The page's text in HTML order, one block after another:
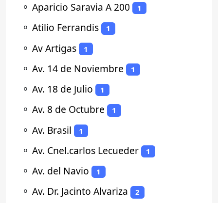
⚬ Aparicio Saravia A 200 1
⚬ Atilio Ferrandis 1
⚬ Av Artigas 1
⚬ Av. 14 de Noviembre 1
⚬ Av. 18 de Julio 1
⚬ Av. 8 de Octubre 1
⚬ Av. Brasil 1
⚬ Av. Cnel.carlos Lecueder 1
⚬ Av. del Navio 1
⚬ Av. Dr. Jacinto Alvariza 2